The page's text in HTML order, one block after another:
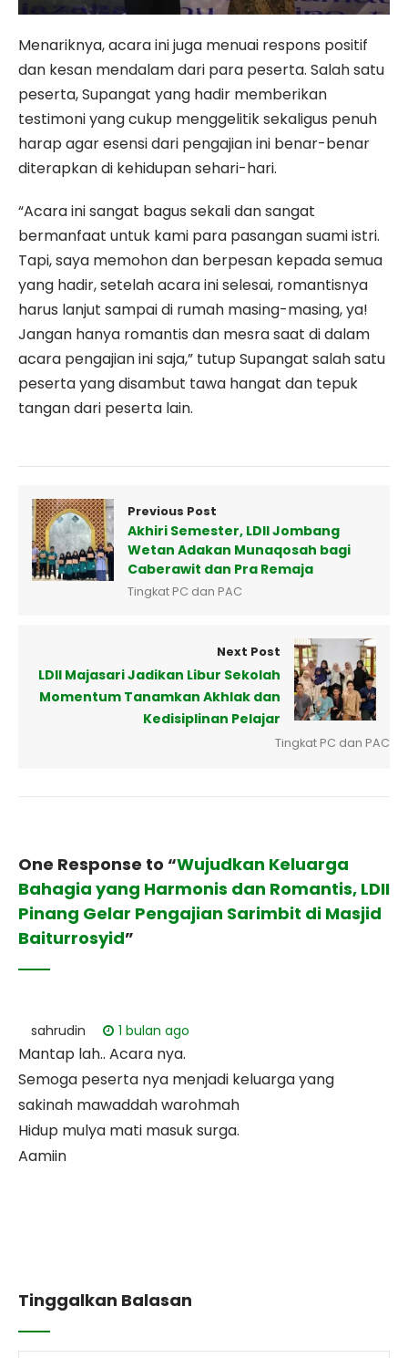
Menariknya, acara ini juga menuai respons positif
dan kesan mendalam dari para peserta. Salah satu
peserta, Supangat yang hadir memberikan
testimoni yang cukup menggelitik sekaligus penuh
harap agar esensi dari pengajian ini benar-benar
diterapkan di kehidupan sehari-hari.
“Acara ini sangat bagus sekali dan sangat
bermanfaat untuk kami para pasangan suami istri.
Tapi, saya memohon dan berpesan kepada semua
yang hadir, setelah acara ini selesai, romantisnya
harus lanjut sampai di rumah masing-masing, ya!
Jangan hanya romantis dan mesra saat di dalam
acara pengajian ini saja,” tutup Supangat salah satu
peserta yang disambut tawa hangat dan tepuk
tangan dari peserta lain.
Previous Post
Akhiri Semester, LDII Jombang
Wetan Adakan Munaqosah bagi
Caberawit dan Pra Remaja
Tingkat PC dan PAC
Next Post
LDII Majasari Jadikan Libur Sekolah
Momentum Tanamkan Akhlak dan
Kedisiplinan Pelajar
Tingkat PC dan PAC
One Response to “Wujudkan Keluarga
Bahagia yang Harmonis dan Romantis, LDII
Pinang Gelar Pengajian Sarimbit di Masjid
Baiturrosyid”
sahrudin 1 bulan ago
Mantap lah.. Acara nya.
Semoga peserta nya menjadi keluarga yang
sakinah mawaddah warohmah
Hidup mulya mati masuk surga.
Aamiin
Tinggalkan Balasan